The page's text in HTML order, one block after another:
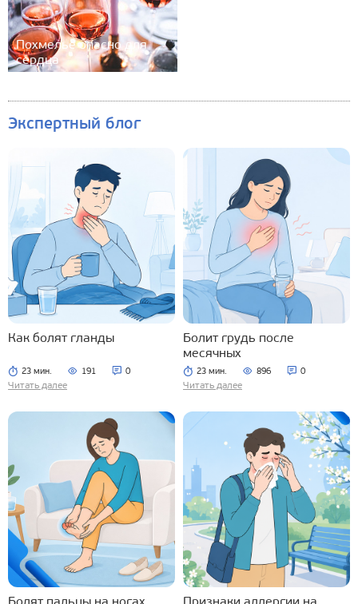
Похмелье опасно для
сердца
Экспертный блог
Как болят гланды
23 мин. 191 0
Читать далее
Болит грудь после
месячных
23 мин. 896 0
Читать далее